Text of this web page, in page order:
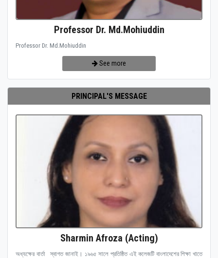
Professor Dr. Md.Mohiuddin
Professor Dr. Md.Mohiuddin
See more
PRINCIPAL'S MESSAGE
Sharmin Afroza (Acting)
অধ্যক্ষের বার্তা স্বাগত জানাই। ১৯৬৫ সালে প্রতিষ্ঠিত এই কলেজটি বাংলাদেশের শিক্ষা খাতে